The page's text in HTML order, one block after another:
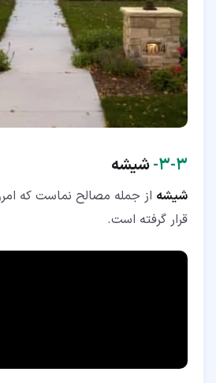
۳‏-‏۳‏- شیشه
شیشه از جمله مصالح نماست که
قرار گرفته است.